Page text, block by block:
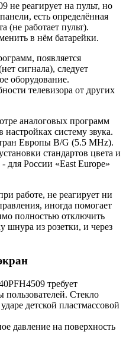
не реагирует на пульт, но
есть определённая
(не работает пульт).
в нём батарейки.
появляется
сигнала), следует
оборудование.
телевизора от других
аналоговых программ
настройках систему звука.
Европы B/G (5.5 MHz).
стандартов цвета и
для России «East Europe»
работе, не реагирует ни
иногда помогает
полностью отключить
шнура из розетки, и через
требует
Стекло
детской пластмассовой
давление на поверхность